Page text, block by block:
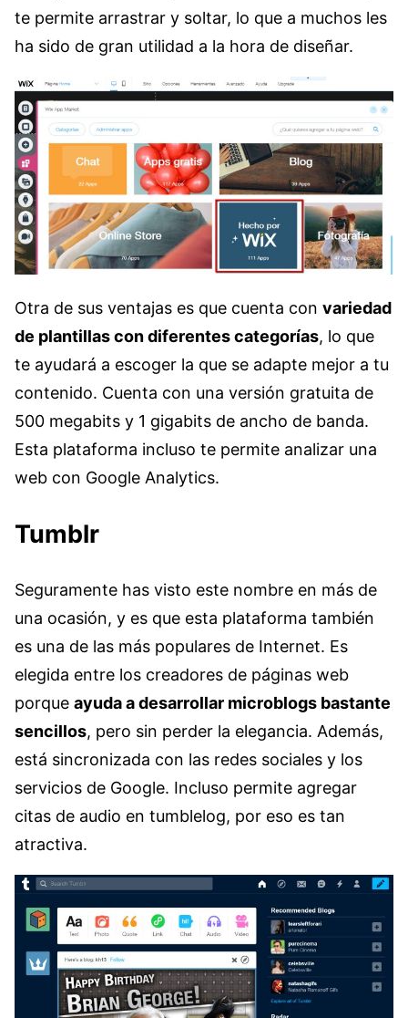
te permite arrastrar y soltar, lo que a muchos les
ha sido de gran utilidad a la hora de diseñar.
Otra de sus ventajas es que cuenta con variedad
de plantillas con diferentes categorías, lo que
te ayudará a escoger la que se adapte mejor a tu
contenido. Cuenta con una versión gratuita de
500 megabits y 1 gigabits de ancho de banda.
Esta plataforma incluso te permite analizar una
web con Google Analytics.
Tumblr
Seguramente has visto este nombre en más de
una ocasión, y es que esta plataforma también
es una de las más populares de Internet. Es
elegida entre los creadores de páginas web
porque ayuda a desarrollar microblogs bastante
sencillos, pero sin perder la elegancia. Además,
está sincronizada con las redes sociales y los
servicios de Google. Incluso permite agregar
citas de audio en tumblelog, por eso es tan
atractiva.